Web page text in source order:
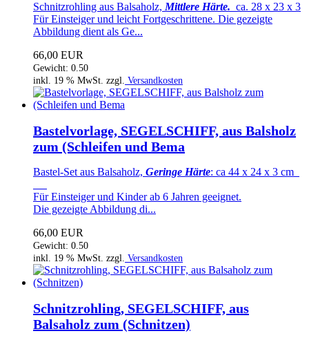
Schnitzrohling aus Balsaholz, Mittlere Härte. ca. 28 x 23 x 3
Für Einsteiger und leicht Fortgeschrittene. Die gezeigte
Abbildung dient als Ge...
66,00 EUR
Gewicht: 0.50
inkl. 19 % MwSt. zzgl. Versandkosten
Bastelvorlage, SEGELSCHIFF, aus Balsholz
zum (Schleifen und Bema
Bastel-Set aus Balsaholz, Geringe Härte: ca 44 x 24 x 3 cm
Für Einsteiger und Kinder ab 6 Jahren geeignet.
Die gezeigte Abbildung di...
66,00 EUR
Gewicht: 0.50
inkl. 19 % MwSt. zzgl. Versandkosten
Schnitzrohling, SEGELSCHIFF, aus
Balsaholz zum (Schnitzen)